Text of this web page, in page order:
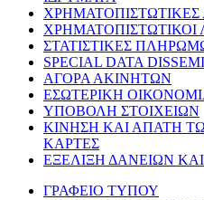
ΧΡΗΜΑΤΟΠΙΣΤΩΤΙΚΕΣ
ΧΡΗΜΑΤΟΠΙΣΤΩΤΙΚΟΙ
ΣΤΑΤΙΣΤΙΚΕΣ
SPECIAL DATA
ΑΓΟΡΑ ΑΚΙΝΗΤΩΝ
ΕΣΩΤΕΡΙΚΗ
ΥΠΟΒΟΛΗ ΣΤΟΙΧΕΙΩΝ
ΚΙΝΗΣΗ ΚΑΙ ΑΠΑΤΗ
ΚΑΡΤΕΣ
ΕΞΕΛΙΞΗ ΔΑΝΕΙΩΝ
ΓΡΑΦΕΙΟ ΤΥΠΟΥ